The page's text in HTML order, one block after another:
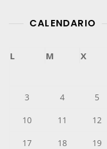
CALENDARIO
L M X
3 4 5
10 11 12
17 18 19